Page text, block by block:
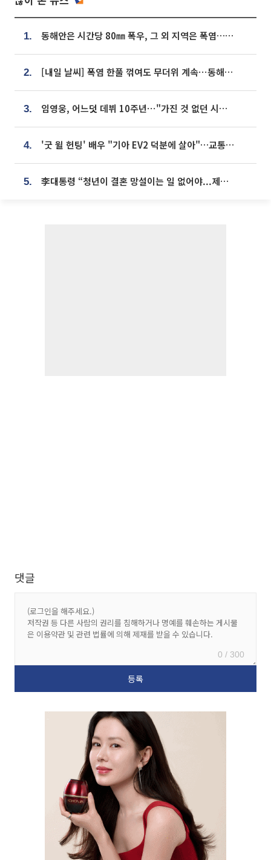
1. 동해안은 시간당 80㎜ 폭우, 그 외 지역은 폭염…‘극과 극 날씨’
2. [내일 날씨] 폭염 한풀 꺾여도 무더위 계속⋯동해안 이틀 연속 비
3. 임영웅, 어느덧 데뷔 10주년⋯"가진 것 없던 시절, 내 앞엔 20명의 팬뿐"
4. '굿 윌 헌팅' 배우 "기아 EV2 덕분에 살아"…교통사고 후 안전성 극찬
5. 李대통령 “청년이 결혼 망설이는 일 없어야...제도상 불이익 조사”
댓글
0 / 300